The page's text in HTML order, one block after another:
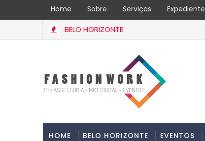
Home Sobre Serviços Expediente
BELO HORIZONTE:
HOME BELO HORIZONTE EVENTOS